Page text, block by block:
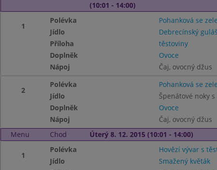
(10:01 - 14:00)
1
Polévka
Pohanková se
Jídlo
Debrecínský
Příloha
těstoviny
Doplněk
Ovoce
Nápoj
Čaj, ovocný džus
2
Polévka
Pohanková se
Jídlo
Špenátové noky
Doplněk
Ovoce
Nápoj
Čaj, ovocný džus
Menu
Chod Úterý 8. 12. 2015 (10:01 - 14:00)
1
Polévka
Hovězí vývar s
Jídlo
Smažený květák